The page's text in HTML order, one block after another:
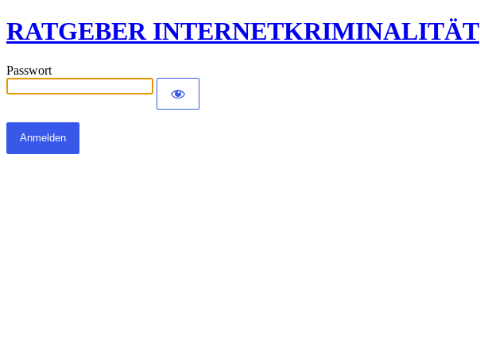
RATGEBER INTERNETKRIMINALITÄT
Passwort